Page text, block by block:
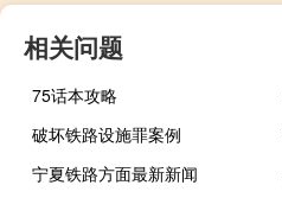
相关问题
75话本攻略
破坏铁路设施罪案例
宁夏铁路方面最新新闻